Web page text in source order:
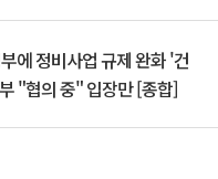
에 정비사업 규제 완화 '건
"협의 중" 입장만 [종합]